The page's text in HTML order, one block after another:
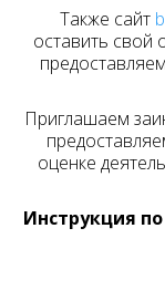
Также сайт
оставить свой
Приглашаем
оценке
Инструкция по